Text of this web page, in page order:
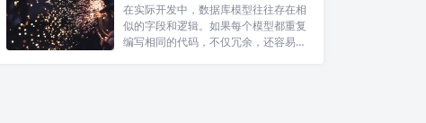
在实际开发中，数据库模型往往存在相
似的字段和逻辑。如果每个模型都重复
编写相同的代码，不仅冗余，还容易出